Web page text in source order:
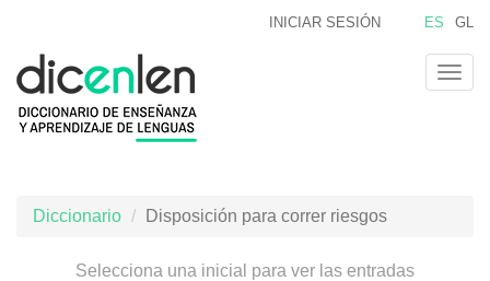
contenido
principal
ES GL
INICIAR SESIÓN
Diccionario Disposición para correr riesgos
Selecciona una inicial para ver las entradas